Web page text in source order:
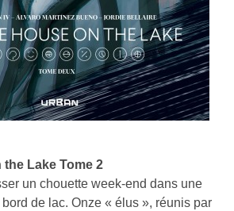
Lake Tome 2
un chouette week-end dans une
de lac. Onze « élus », réunis par